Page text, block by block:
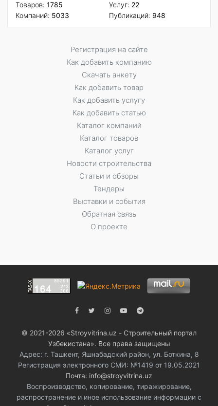
Товаров: 1785
Компаний: 5033
Услуг: 22
Публикаций: 948
Регистрация на сайте
Как добавить компанию
Скачать анкету
Как добавить товар
Как добавить услугу
Как добавить статью
Каталог компаний
Каталог товаров
Каталог услуг
Новости строительства
Статьи и обзоры
Тендеры
Выставки и события
Обратная связь
О проекте
© 2021-2026 «Stroyvitrina.uz - Строительный портал
Узбекистана». Все права защищены
Адрес: г. Ташкент, Яшнабадский район, ул. Боткина, 8
Регистрация электронного СМИ: №1419 от 19.05.2021
Почта: info@stroyvitrina.uz
Воспроизводство, копирование, тиражирование,
распространение и иное использование информации с